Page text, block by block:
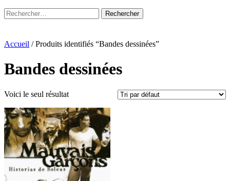
Rechercher :
Accueil / Produits identifiés “Bandes dessinées”
Bandes dessinées
Voici le seul résultat